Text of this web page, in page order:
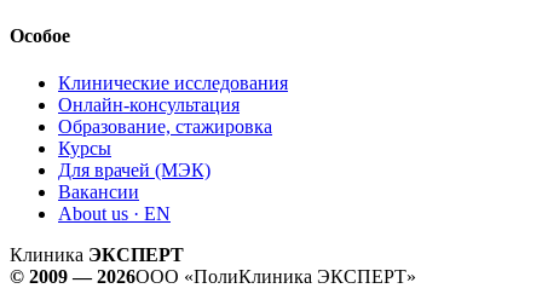
Особое
Клинические исследования
Онлайн-консультация
Образование, стажировка
Курсы
Для врачей (МЭК)
Вакансии
About us · EN
Клиника ЭКСПЕРТ
© 2009 — 2026ООО «ПолиКлиника ЭКСПЕРТ»